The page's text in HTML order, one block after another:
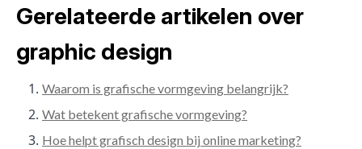
Gerelateerde artikelen over
graphic design
Waarom is grafische vormgeving belangrijk?
Wat betekent grafische vormgeving?
Hoe helpt grafisch design bij online marketing?